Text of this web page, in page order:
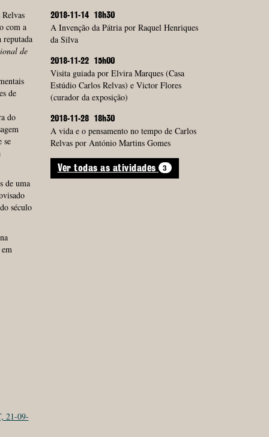
com a
reputada
de
de
do
se
de uma
século
21-09-
2018-11-14 18h30
A Invenção da Pátria por Raquel Henriques
da Silva
2018-11-22 15h00
Visita guiada por Elvira Marques (Casa
Estúdio Carlos Relvas) e Victor Flores
(curador da exposição)
2018-11-28 18h30
A vida e o pensamento no tempo de Carlos
Relvas por António Martins Gomes
Ver todas as atividades 3